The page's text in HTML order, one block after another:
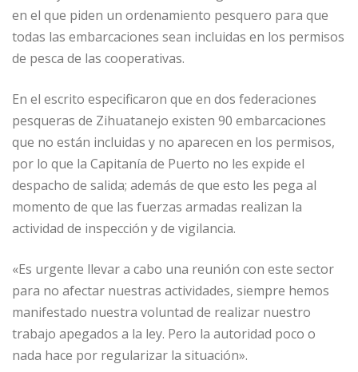
en el que piden un ordenamiento pesquero para que
todas las embarcaciones sean incluidas en los permisos
de pesca de las cooperativas.
En el escrito especificaron que en dos federaciones
pesqueras de Zihuatanejo existen 90 embarcaciones
que no están incluidas y no aparecen en los permisos,
por lo que la Capitanía de Puerto no les expide el
despacho de salida; además de que esto les pega al
momento de que las fuerzas armadas realizan la
actividad de inspección y de vigilancia.
«Es urgente llevar a cabo una reunión con este sector
para no afectar nuestras actividades, siempre hemos
manifestado nuestra voluntad de realizar nuestro
trabajo apegados a la ley. Pero la autoridad poco o
nada hace por regularizar la situación».